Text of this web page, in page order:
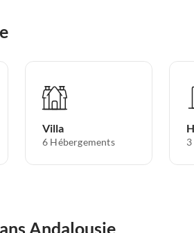
Villa
6 Hébergements 3
Andalousie